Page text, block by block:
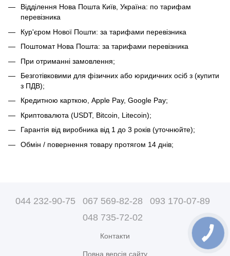
Відділення Нова Пошта Київ, Україна: по тарифам
перевізника
Кур'єром Нової Пошти: за тарифами перевізника
Поштомат Нова Пошта: за тарифами перевізника
При отриманні замовлення;
Безготівковими для фізичних або юридичних осіб з (купити
з ПДВ);
Кредитною карткою, Apple Pay, Google Pay;
Криптовалюта (USDT, Bitcoin, Litecoin);
Гарантія від виробника від 1 до 3 років (уточнюйте);
Обмін / повернення товару протягом 14 днів;
044 232-90-75 067 569-82-28
093 170-07-89
048 735-72-02
Контакти
Повна версія сайту